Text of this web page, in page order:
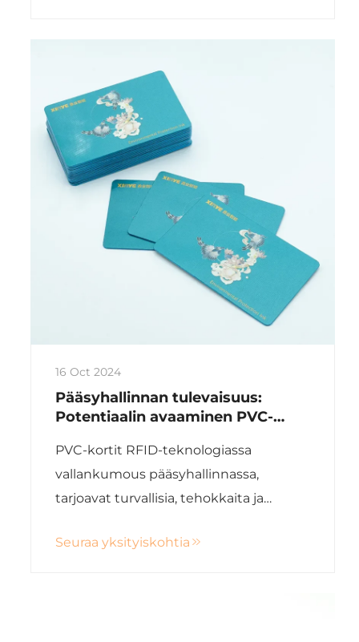
16 Oct 2024
Pääsyhallinnan tulevaisuus:
Potentiaalin avaaminen PVC-
PVC-kortit RFID-teknologiassa
vallankumous pääsyhallinnassa,
tarjoavat turvallisia, tehokkaita ja
pääsynratkaisuja moderneille
Seuraa yksityiskohtia